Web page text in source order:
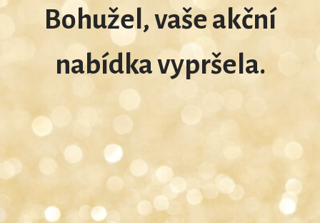
Bohužel, vaše akční
nabídka vypršela.